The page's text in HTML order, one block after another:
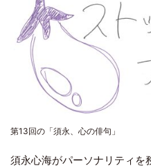
第13回の「須永、心の俳句」
須永心海がパーソナリティを